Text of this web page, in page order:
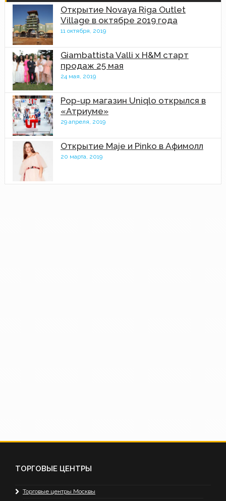
Открытие Novaya Riga Outlet
Village в октябре 2019 года
11 октября, 2019
Giambattista Valli x H&M старт
продаж 25 мая
24 мая, 2019
Pop-up магазин Uniqlo открылся в
«Атриуме»
29 апреля, 2019
Открытие Maje и Pinko в Афимолл
20 марта, 2019
ТОРГОВЫЕ ЦЕНТРЫ
Торговые центры Москвы